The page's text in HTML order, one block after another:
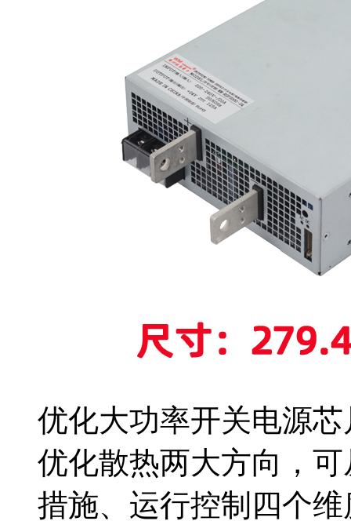
优化大功率开关电源
优化散热‌两大方向，
措施、运行控制四个